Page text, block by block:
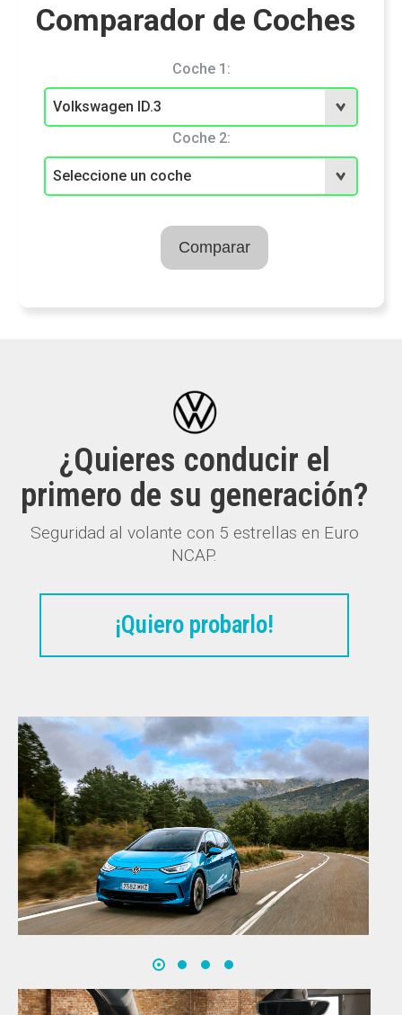
Comparador de Coches
Coche 1:
Coche 2:
Comparar
¿Quieres conducir el
primero de su generación?
Seguridad al volante con 5 estrellas en Euro
NCAP.
¡Quiero probarlo!